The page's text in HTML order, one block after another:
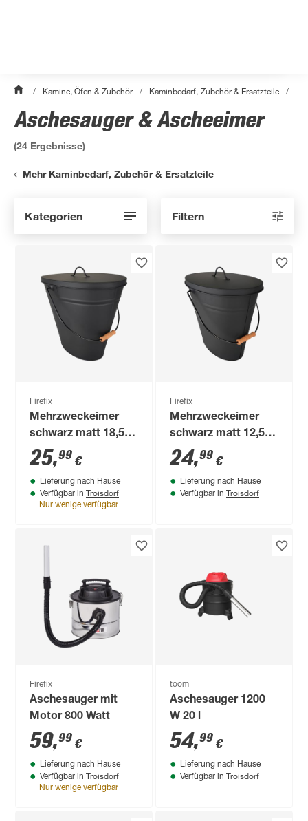
/ Kamine, Öfen & Zubehör / Kaminbedarf, Zubehör & Ersatzteile /
Aschesauger & Ascheeimer
(24 Ergebnisse)
Mehr Kaminbedarf, Zubehör & Ersatzteile
Kategorien Filtern
Firefix
Mehrzweckeimer
schwarz matt 18,5 l
mit Deckel
25,99 €
Lieferung nach Hause
Verfügbar in Troisdorf
Nur wenige verfügbar
Firefix
Mehrzweckeimer
schwarz matt 12,5 l
mit Deckel
24,99 €
Lieferung nach Hause
Verfügbar in Troisdorf
Firefix
Aschesauger mit
Motor 800 Watt
59,99 €
Lieferung nach Hause
Verfügbar in Troisdorf
Nur wenige verfügbar
toom
Aschesauger 1200
W 20 l
54,99 €
Lieferung nach Hause
Verfügbar in Troisdorf